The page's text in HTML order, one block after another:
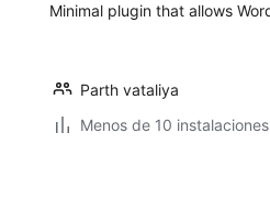
Minimal plugin that allows
Parth vataliya
Menos de 10